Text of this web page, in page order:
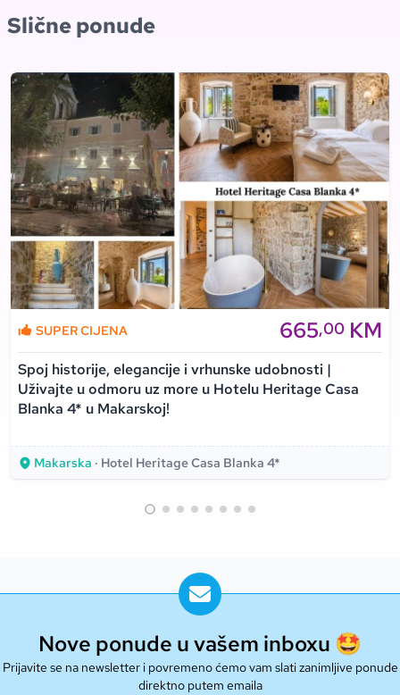
Slične ponude
SUPER CIJENA 665,00 KM
Spoj historije, elegancije i vrhunske udobnosti |
Uživajte u odmoru uz more u Hotelu Heritage Casa
Blanka 4* u Makarskoj!
Makarska · Hotel Heritage Casa Blanka 4*
Nove ponude u vašem inboxu 🤩
Prijavite se na newsletter i povremeno ćemo vam slati zanimljive ponude
direktno putem emaila